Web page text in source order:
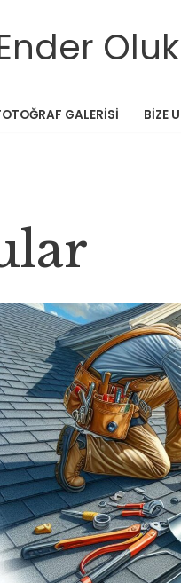
GALERISI BIZE